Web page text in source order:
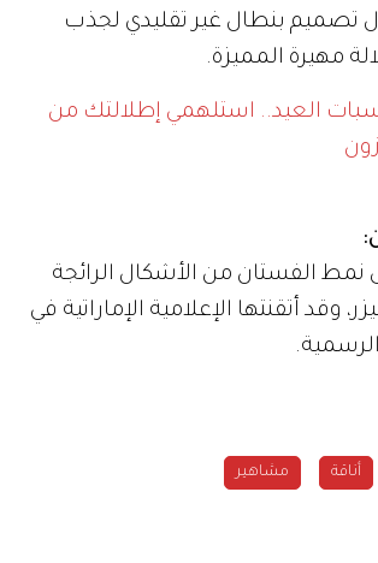
تصميم بنطال غير تقليدي لجذب
مهيرة المميزة.
العيد.. استلهمي إطلالتك من
نمط الفستان من الأشكال الرائجة
وقد أتقنتها الإعلامية الإماراتية في
أناقة مشاهير